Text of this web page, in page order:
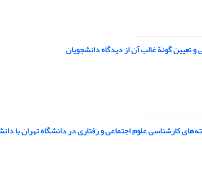
تعیین گونة غالب آن از دیدگاه دانشجویان
کارشناسی علوم اجتماعی و رفتاری در دانشگاه تهران با